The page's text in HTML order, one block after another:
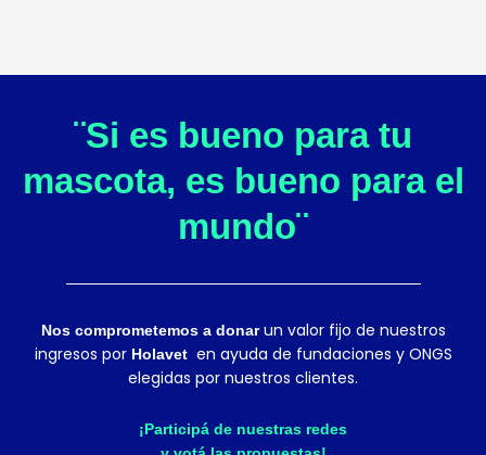
¨Si es bueno para tu
mascota, es bueno para el
mundo¨
Nos comprometemos a donarun valor fijo de nuestros
ingresos por Holavet en ayuda de fundaciones y ONGS
elegidas por nuestros clientes.
¡Participá de nuestras redes